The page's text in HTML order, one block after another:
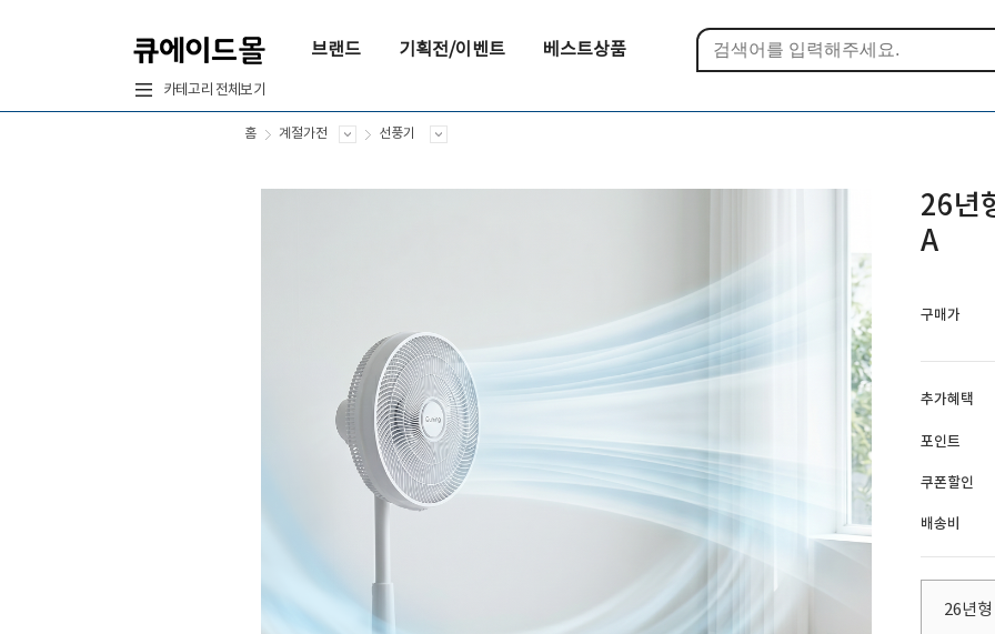
브랜드 기획전/이벤트 베스트상품
카테고리 전체보기
홈 계절가전 선풍기
26년
A
구매가
추가혜택
포인트
쿠폰할인
배송비
26년